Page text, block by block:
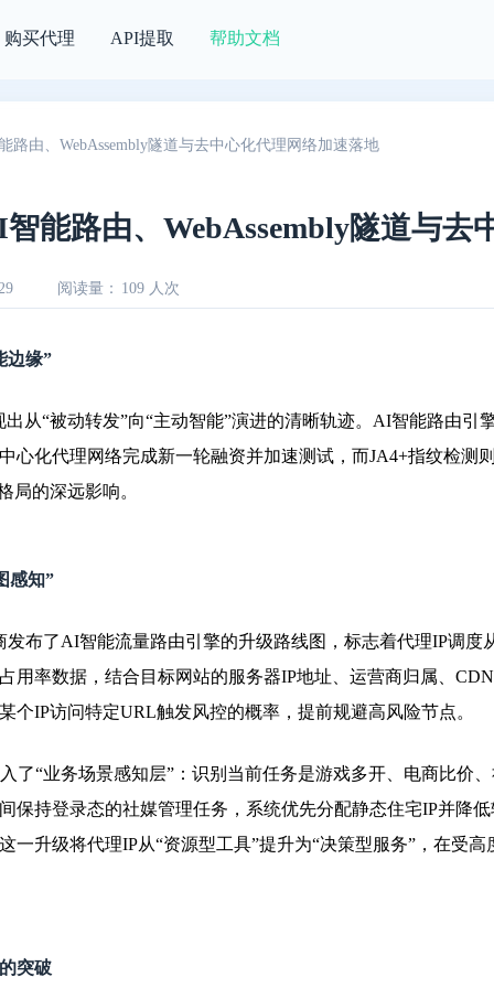
购买代理 API提取 帮助文档
路由、WebAssembly隧道与去中心化代理网络加速落地
能路由、WebAssembly隧道与去
阅读量： 109 人次
边缘”
从“被动转发”向“主动智能”演进的清晰轨迹。AI智能路由引
心化代理网络完成新一轮融资并加速测试，而JA4+指纹检测
局的深远影响。
感知”
布了AI智能流量路由引擎的升级路线图，标志着代理IP调度
用率数据，结合目标网站的服务器IP地址、运营商归属、
个IP访问特定URL触发风控的概率，提前规避高风险节点。
了“业务场景感知层”：识别当前任务是游戏多开、电商比价
保持登录态的社媒管理任务，系统优先分配静态住宅IP并降
一升级将代理IP从“资源型工具”提升为“决策型服务”，在受
突破